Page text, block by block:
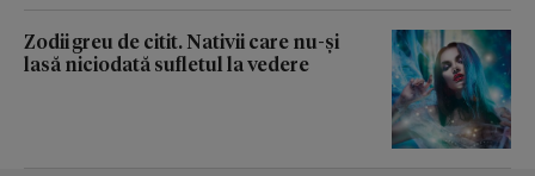
Zodii greu de citit. Nativii care nu-și
lasă niciodată sufletul la vedere